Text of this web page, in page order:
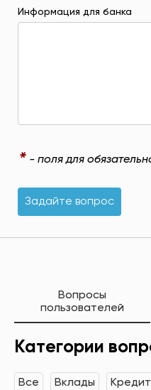
Информация для банка
* - поля для
Задайте вопрос
Вопросы
пользователей
Категории
Все Вклады